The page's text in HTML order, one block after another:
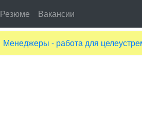
Резюме Вакансии
Менеджеры - работа для